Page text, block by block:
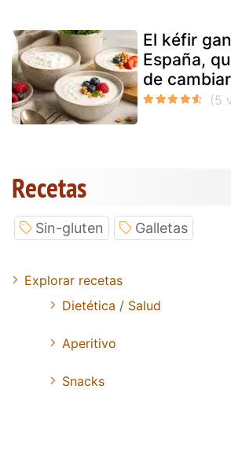
El kéfir
España,
de
Recetas
Sin-gluten Galletas
Explorar recetas
Dietética / Salud
Aperitivo
Snacks